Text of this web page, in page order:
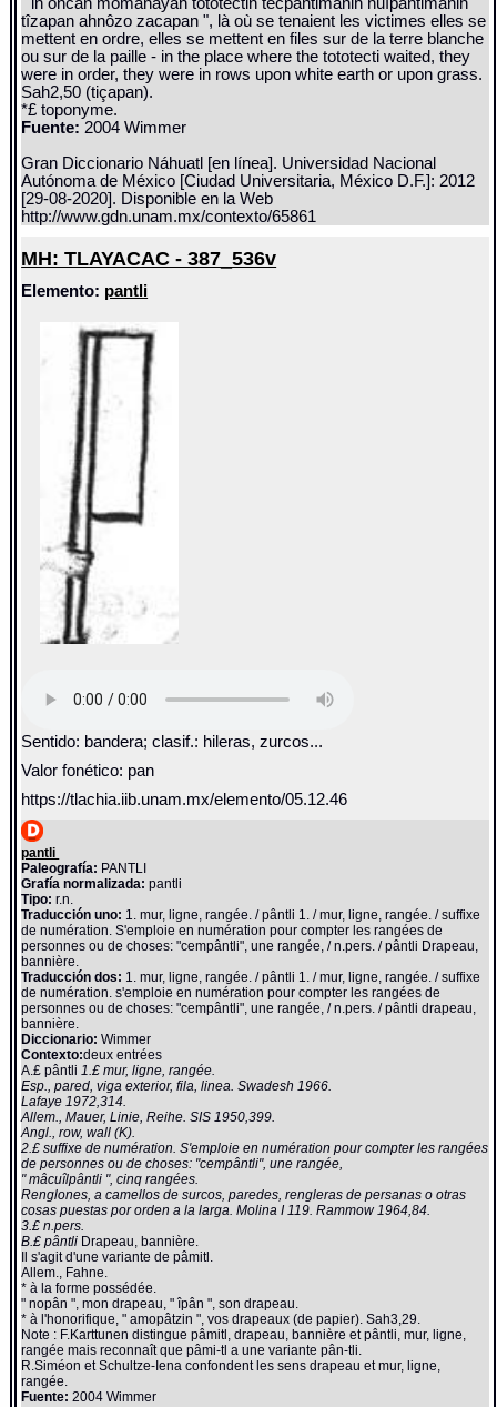
tîzapan ahnôzo zacapan ", là où se tenaient les victimes elles se
mettent en ordre, elles se mettent en files sur de la terre blanche
ou sur de la paille - in the place where the tototecti waited, they
were in order, they were in rows upon white earth or upon grass.
Sah2,50 (tiçapan).
*£ toponyme.
Fuente: 2004 Wimmer
Gran Diccionario Náhuatl [en línea]. Universidad Nacional
Autónoma de México [Ciudad Universitaria, México D.F.]: 2012
[29-08-2020]. Disponible en la Web
http://www.gdn.unam.mx/contexto/65861
MH: TLAYACAC - 387_536v
Elemento: pantli
Sentido: bandera; clasif.: hileras, zurcos...
Valor fonético: pan
https://tlachia.iib.unam.mx/elemento/05.12.46
pantli
Paleografía: PANTLI
Grafía normalizada: pantli
Tipo: r.n.
Traducción uno: 1. mur, ligne, rangée. / pântli 1. / mur, ligne, rangée. / suffixe
de numération. S'emploie en numération pour compter les rangées de
personnes ou de choses: "cempântli", une rangée, / n.pers. / pântli Drapeau,
bannière.
Traducción dos: 1. mur, ligne, rangée. / pântli 1. / mur, ligne, rangée. / suffixe
de numération. s'emploie en numération pour compter les rangées de
personnes ou de choses: "cempântli", une rangée, / n.pers. / pântli drapeau,
bannière.
Diccionario:Wimmer
Contexto:deux entrées
A.£ pântli1.£ mur, ligne, rangée.
Esp., pared, viga exterior, fila, linea. Swadesh 1966.
Lafaye 1972,314.
Allem., Mauer, Linie, Reihe. SIS 1950,399.
Angl., row, wall (K).
2.£ suffixe de numération. S'emploie en numération pour compter les rangées
de personnes ou de choses: "cempântli", une rangée,
" mâcuîlpântli ", cinq rangées.
Renglones, a camellos de surcos, paredes, rengleras de persanas o otras
cosas puestas por orden a la larga. Molina I 119. Rammow 1964,84.
3.£ n.pers.
B.£ pântli Drapeau, bannière.
Il s'agit d'une variante de pâmitl.
Allem., Fahne.
* à la forme possédée.
" nopân ", mon drapeau, " îpân ", son drapeau.
* à l'honorifique, " amopâtzin ", vos drapeaux (de papier). Sah3,29.
Note : F.Karttunen distingue pâmitl, drapeau, bannière et pântli, mur, ligne,
rangée mais reconnaît que pâmi-tl a une variante pân-tli.
R.Siméon et Schultze-Iena confondent les sens drapeau et mur, ligne,
rangée.
Fuente: 2004 Wimmer